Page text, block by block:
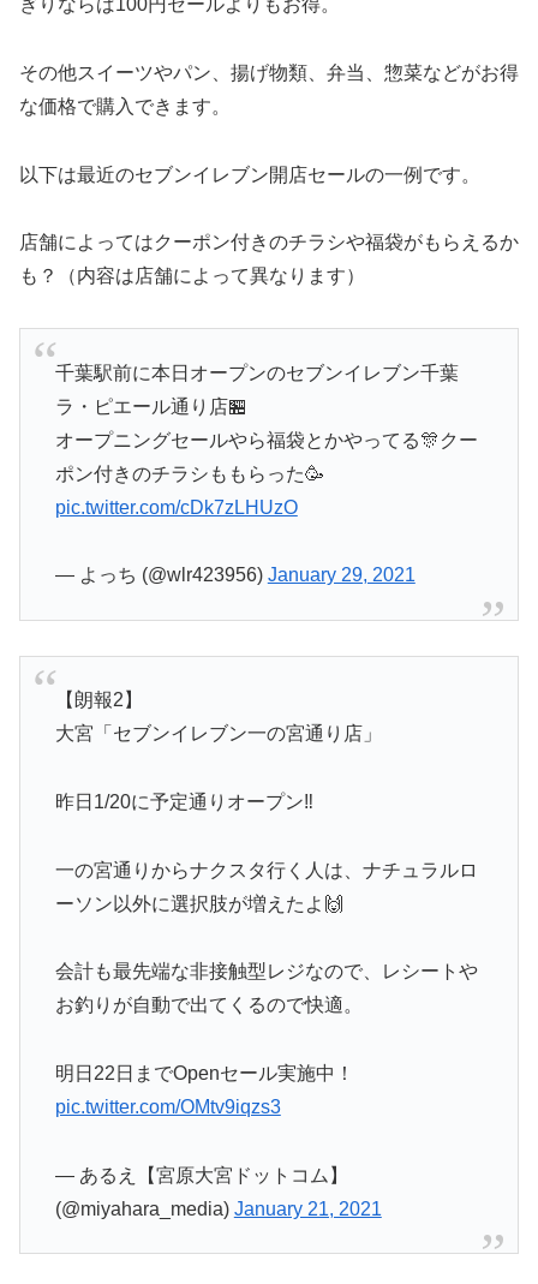
ぎりならば100円セールよりもお得。
その他スイーツやパン、揚げ物類、弁当、惣菜などがお得
な価格で購入できます。
以下は最近のセブンイレブン開店セールの一例です。
店舗によってはクーポン付きのチラシや福袋がもらえるか
も？（内容は店舗によって異なります）
千葉駅前に本日オープンのセブンイレブン千葉
ラ・ピエール通り店🏪
オープニングセールやら福袋とかやってる🎊クー
ポン付きのチラシももらった🥳
pic.twitter.com/cDk7zLHUzO
— よっち (@wlr423956) January 29, 2021
【朗報2】
大宮「セブンイレブン一の宮通り店」
昨日1/20に予定通りオープン‼️
一の宮通りからナクスタ行く人は、ナチュラルロ
ーソン以外に選択肢が増えたよ🙌
会計も最先端な非接触型レジなので、レシートや
お釣りが自動で出てくるので快適。
明日22日までOpenセール実施中！
pic.twitter.com/OMtv9iqzs3
— あるえ【宮原大宮ドットコム】
(@miyahara_media) January 21, 2021